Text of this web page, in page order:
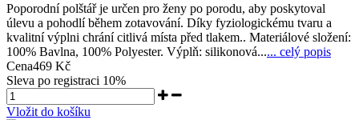
Poporodní polštář je určen pro ženy po porodu, aby poskytoval
úlevu a pohodlí během zotavování. Díky fyziologickému tvaru a
kvalitní výplni chrání citlivá místa před tlakem.. Materiálové složení:
100% Bavlna, 100% Polyester. Výplň: silikonová...... celý popis
Cena469 Kč
Sleva po registraci 10%
Vložit do košíku